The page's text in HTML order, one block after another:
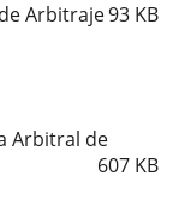
Arbitraje93 KB
Arbitral de
607 KB